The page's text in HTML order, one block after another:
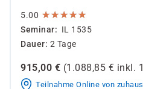
5.00 ★★★★★
★★★★★
Seminar
IL 1535
Dauer 2 Tage
915,00 € (1.088,85 € inkl.
Teilnahme Online von